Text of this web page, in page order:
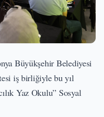
Büyükşehir Belediyesi
iş birliğiyle bu yıl
Yaz Okulu” Sosyal